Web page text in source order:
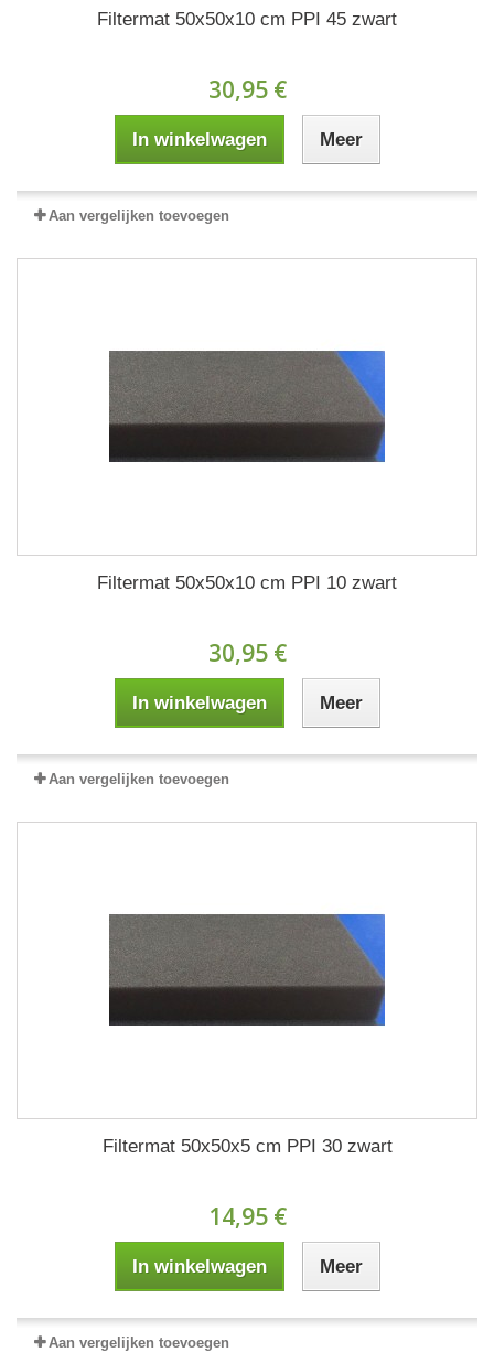
Filtermat 50x50x10 cm PPI 45 zwart
30,95 €
In winkelwagen Meer
Aan vergelijken toevoegen
Filtermat 50x50x10 cm PPI 10 zwart
30,95 €
In winkelwagen Meer
Aan vergelijken toevoegen
Filtermat 50x50x5 cm PPI 30 zwart
14,95 €
In winkelwagen Meer
Aan vergelijken toevoegen